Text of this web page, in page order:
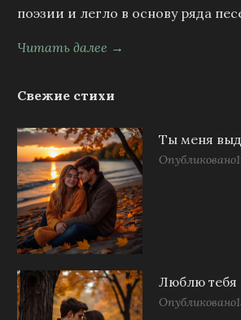
поэзии и легло в основу ряда
Читать далее →
Свежие стихи
Ты меня
Опубликовано
Люблю тебя
Опубликовано